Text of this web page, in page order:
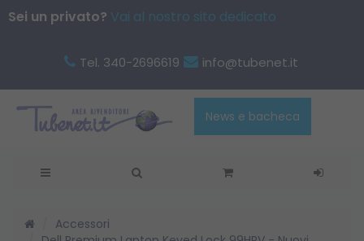
Sei un privato? Vai al nostro sito dedicato
Tel. 340-2696619 info@tubenet.it
News e bacheca
Accessori